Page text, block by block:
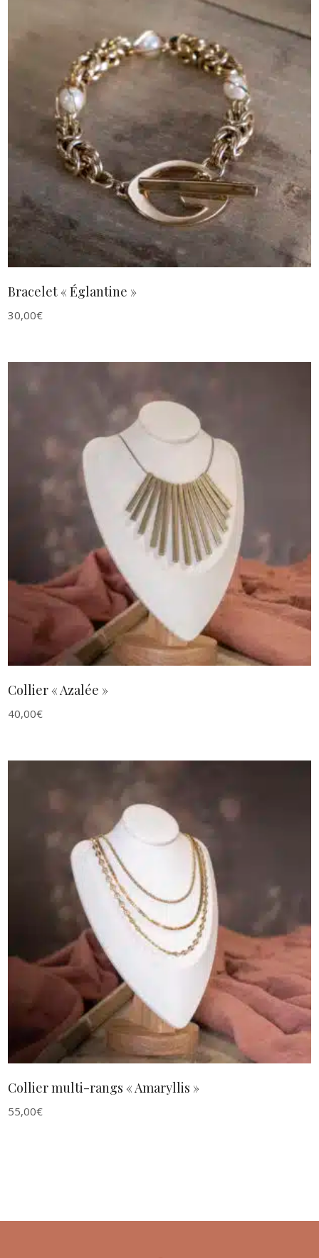
AJOUTER AU PANIER
Bracelet « Églantine »
30,00€
AJOUTER AU PANIER
Collier « Azalée »
40,00€
AJOUTER AU PANIER
Collier multi-rangs « Amaryllis »
55,00€